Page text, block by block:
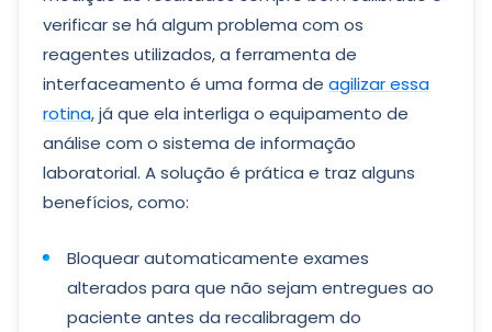
verificar se há algum problema com os
reagentes utilizados, a ferramenta de
interfaceamento é uma forma de agilizar essa
rotina, já que ela interliga o equipamento de
análise com o sistema de informação
laboratorial. A solução é prática e traz alguns
benefícios, como:
Bloquear automaticamente exames
alterados para que não sejam entregues ao
paciente antes da recalibragem do